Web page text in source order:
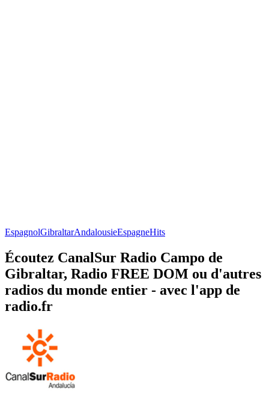
EspagnolGibraltarAndalousieEspagneHits
Écoutez CanalSur Radio Campo de
Gibraltar, Radio FREE DOM ou d'autres
radios du monde entier - avec l'app de
radio.fr